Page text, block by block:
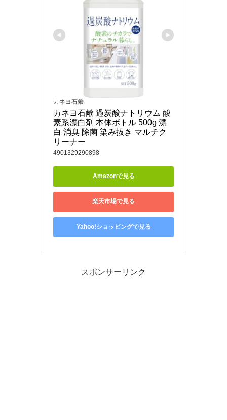
カネヨ石鹸
カネヨ石鹸 過炭酸ナトリウム 酸
素系漂白剤 本体ボトル 500g 漂
白 消臭 除菌 染み抜き マルチク
リーナー
4901329290898
Amazonで見る
楽天市場で見る
Yahoo!ショッピングで見る
スポンサーリンク